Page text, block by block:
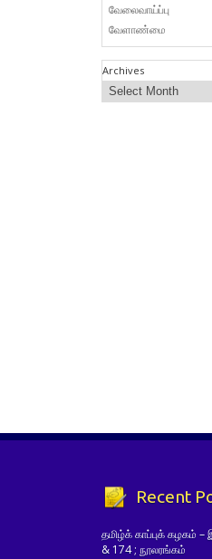
வேலைவாய்ப்பு
வேளாண்மை
Archives
Recent
தமிழ்க் காப்புக்
& 174 ; நூலரங்கம்